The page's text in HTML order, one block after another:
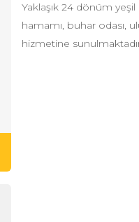
Yaklaşık 24 dönüm
hamamı, buhar odası,
hizmetine